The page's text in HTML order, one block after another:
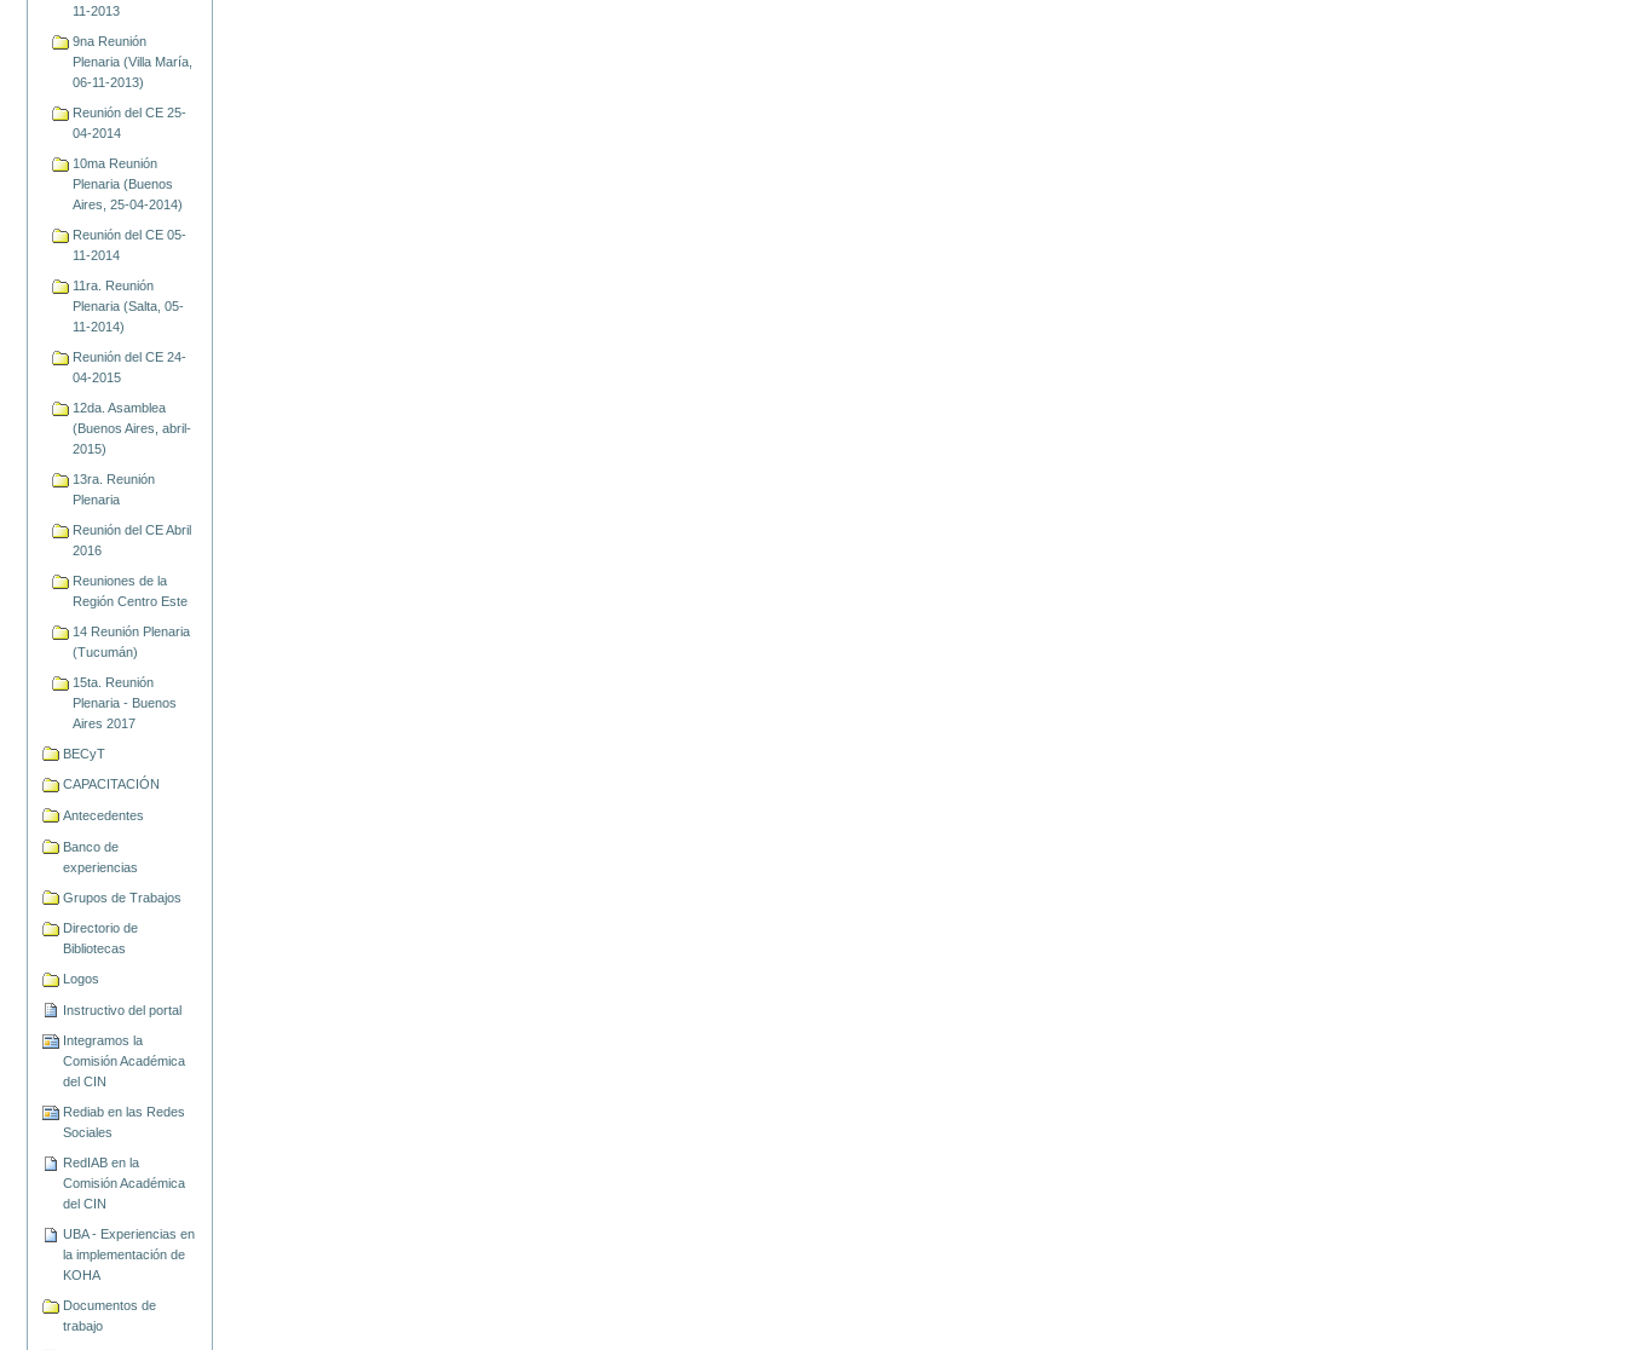
11-2013
9na Reunión
Plenaria (Villa María,
06-11-2013)
Reunión del CE 25-
04-2014
10ma Reunión
Plenaria (Buenos
Aires, 25-04-2014)
Reunión del CE 05-
11-2014
11ra. Reunión
Plenaria (Salta, 05-
11-2014)
Reunión del CE 24-
04-2015
12da. Asamblea
(Buenos Aires, abril-
2015)
13ra. Reunión
Plenaria
Reunión del CE Abril
2016
Reuniones de la
Región Centro Este
14 Reunión Plenaria
(Tucumán)
15ta. Reunión
Plenaria - Buenos
Aires 2017
BECyT
CAPACITACIÓN
Antecedentes
Banco de
experiencias
Grupos de Trabajos
Directorio de
Bibliotecas
Logos
Instructivo del portal
Integramos la
Comisión Académica
del CIN
Rediab en las Redes
Sociales
RedIAB en la
Comisión Académica
del CIN
UBA - Experiencias en
la implementación de
KOHA
Documentos de
trabajo